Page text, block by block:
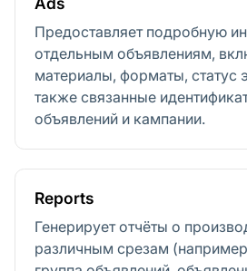
Предоставляет подробную
отдельным объявлениям,
материалы, форматы, статус
также связанные
объявлений и кампании.
Reports
Генерирует отчёты о
различным срезам